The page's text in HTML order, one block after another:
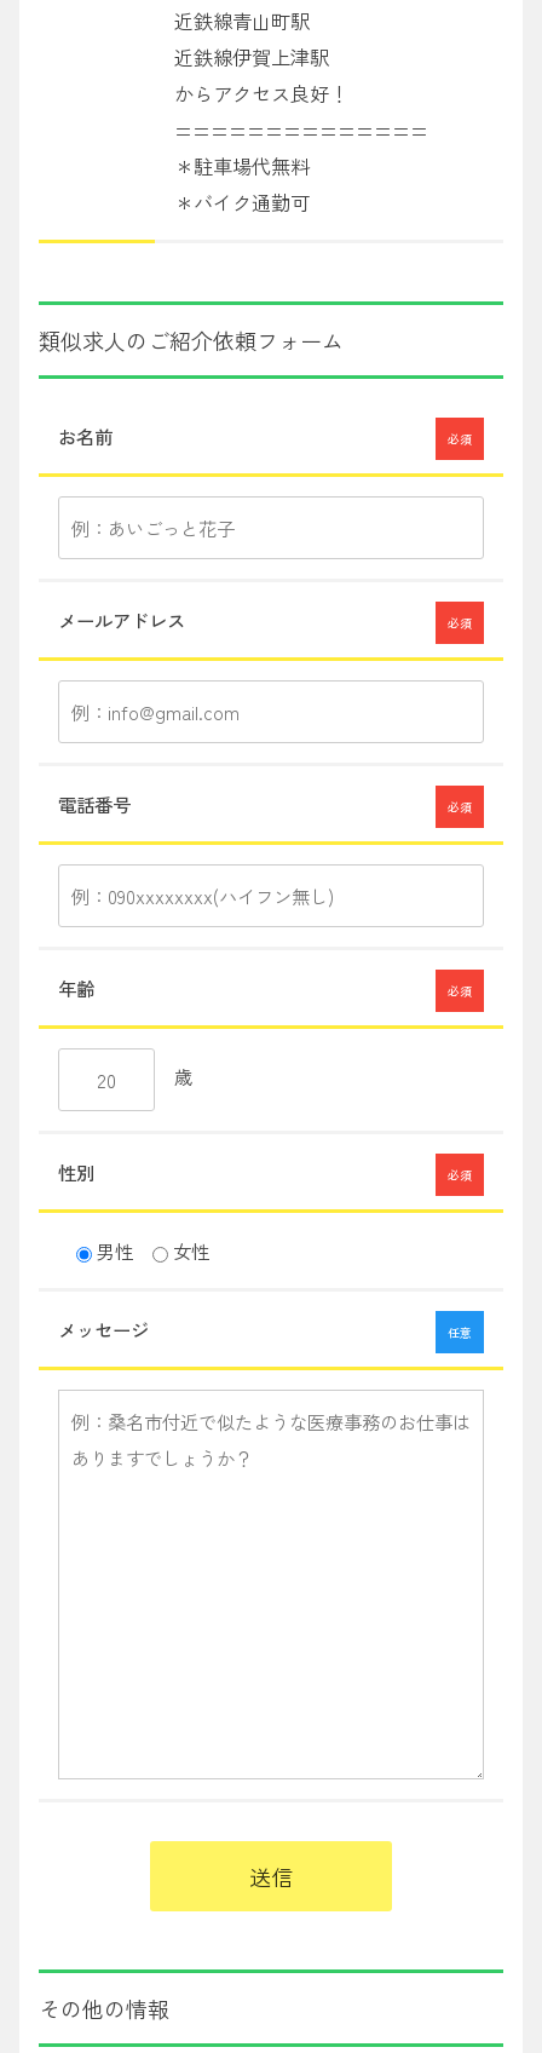
近鉄線青山町駅
近鉄線伊賀上津駅
からアクセス良好！
==============
＊駐車場代無料
＊バイク通勤可
類似求人のご紹介依頼フォーム
お名前 必須
メールアドレス 必須
電話番号 必須
年齢 必須
歳
性別 必須
男性 女性
メッセージ 任意
その他の情報